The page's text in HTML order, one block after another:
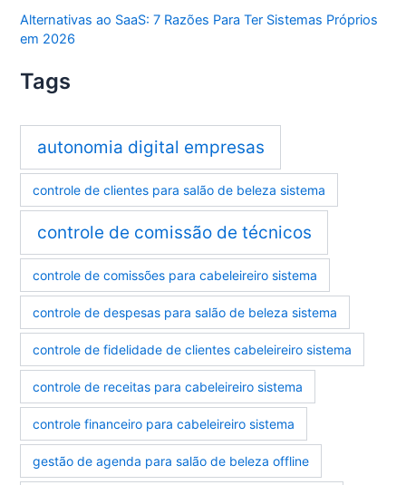
Alternativas ao SaaS: 7 Razões Para Ter Sistemas Próprios
em 2026
Tags
autonomia digital empresas
controle de clientes para salão de beleza sistema
controle de comissão de técnicos
controle de comissões para cabeleireiro sistema
controle de despesas para salão de beleza sistema
controle de fidelidade de clientes cabeleireiro sistema
controle de receitas para cabeleireiro sistema
controle financeiro para cabeleireiro sistema
gestão de agenda para salão de beleza offline